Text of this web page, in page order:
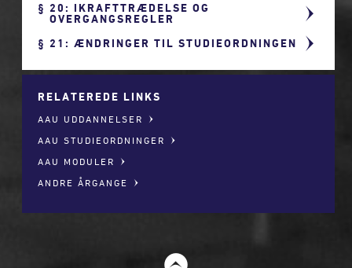
20: IKRAFTTRÆDELSE OG
OVERGANGSREGLER
21: ÆNDRINGER TIL STUDIEORDNINGEN
RELATEREDE LINKS
AAU UDDANNELSER
AAU STUDIEORDNINGER
AAU MODULER
ANDRE ÅRGANGE